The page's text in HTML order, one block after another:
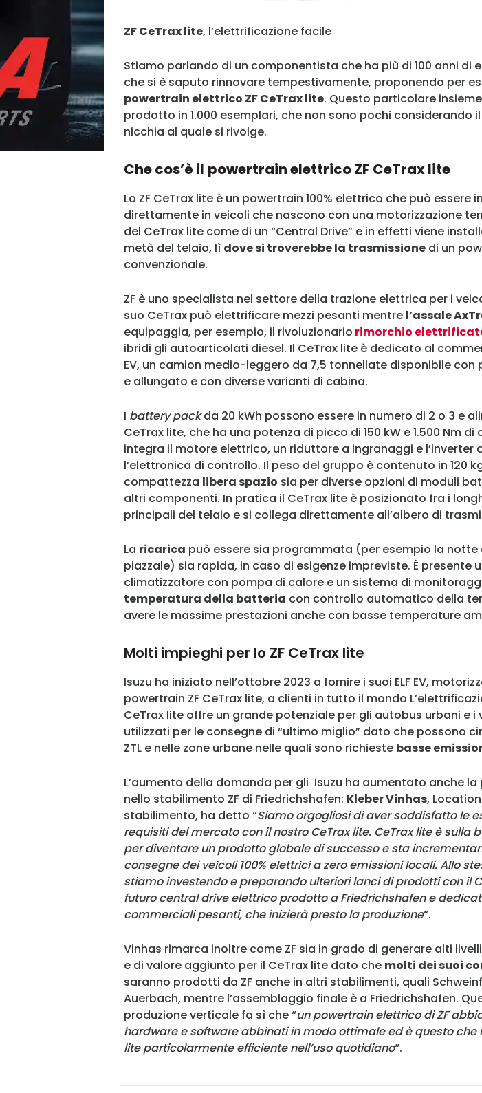
MY
Username
Ricordami
Accedi
ZF CeTrax lite, l’elettrificazione facile
Stiamo parlando di un componentista che ha più di 100 anni di
che si è saputo rinnovare tempestivamente, proponendo per
powertrain elettrico ZF CeTrax lite. Questo particolare
prodotto in 1.000 esemplari, che non sono pochi considerando
nicchia al quale si rivolge.
Che cos’è il powertrain elettrico ZF CeTrax lite
Lo ZF CeTrax lite è un powertrain 100% elettrico che può essere
direttamente in veicoli che nascono con una motorizzazione
del CeTrax lite come di un “Central Drive” e in effetti viene
metà del telaio, lì dove si troverebbe la trasmissionedi un
convenzionale.
ZF è uno specialista nel settore della trazione elettrica per i
suo CeTrax può elettrificare mezzi pesanti mentre l’assale
equipaggia, per esempio, il rivoluzionario rimorchio
ibridi gli autoarticolati diesel. Il CeTrax lite è dedicato al
EV, un camion medio-leggero da 7,5 tonnellate disponibile con
e allungato e con diverse varianti di cabina.
I battery packda 20 kWh possono essere in numero di 2 o 3 e
CeTrax lite, che ha una potenza di picco di 150 kW e 1.500 Nm di
integra il motore elettrico, un riduttore a ingranaggi e l’inverter
l’elettronica di controllo. Il peso del gruppo è contenuto in 120
compattezza libera spazio sia per diverse opzioni di moduli
altri componenti. In pratica il CeTrax lite è posizionato fra i
principali del telaio e si collega direttamente all’albero di
La ricarica può essere sia programmata (per esempio la notte
piazzale) sia rapida, in caso di esigenze impreviste. È presente
climatizzatore con pompa di calore e un sistema di
temperatura della batteria con controllo automatico della
avere le massime prestazioni anche con basse temperature
Molti impieghi per lo ZF CeTrax lite
Isuzu ha iniziato nell’ottobre 2023 a fornire i suoi ELF EV,
powertrain ZF CeTrax lite, a clienti in tutto il mondo
CeTrax lite offre un grande potenziale per gli autobus urbani e i
utilizzati per le consegne di “ultimo miglio” dato che possono
ZTL e nelle zone urbane nelle quali sono richieste basse
L’aumento della domanda per gli Isuzu ha aumentato anche la
nello stabilimento ZF di Friedrichshafen: Kleber Vinhas,
stabilimento, ha detto “Siamo orgogliosi di aver soddisfatto le
requisiti del mercato con il nostro CeTrax lite. CeTrax lite è sulla
per diventare un prodotto globale di successo e sta
consegne dei veicoli 100% elettrici a zero emissioni locali. Allo
stiamo investendo e preparando ulteriori lanci di prodotti con il
futuro central drive elettrico prodotto a Friedrichshafen e
commerciali pesanti, che inizierà presto la produzione“.
Vinhas rimarca inoltre come ZF sia in grado di generare alti
e di valore aggiunto per il CeTrax lite dato che molti dei suoi
saranno prodotti da ZF anche in altri stabilimenti, quali
Auerbach, mentre l’assemblaggio finale è a Friedrichshafen.
produzione verticale fa sì che “un powertrain elettrico di ZF
hardware e software abbinati in modo ottimale ed è questo che
lite particolarmente efficiente nell’uso quotidiano“.